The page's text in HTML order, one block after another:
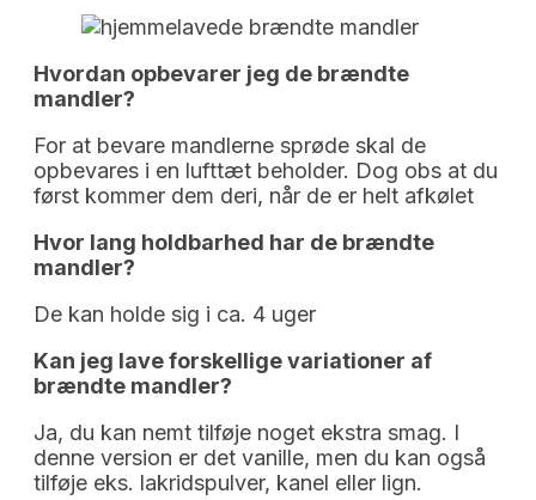
Hvordan opbevarer jeg de brændte
mandler?
For at bevare mandlerne sprøde skal de
opbevares i en lufttæt beholder. Dog obs at du
først kommer dem deri, når de er helt afkølet
Hvor lang holdbarhed har de brændte
mandler?
De kan holde sig i ca. 4 uger
Kan jeg lave forskellige variationer af
brændte mandler?
Ja, du kan nemt tilføje noget ekstra smag. I
denne version er det vanille, men du kan også
tilføje eks. lakridspulver, kanel eller lign.